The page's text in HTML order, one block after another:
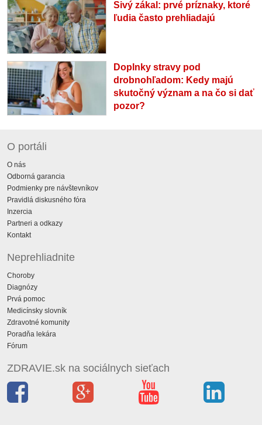
Sivý zákal: prvé príznaky, ktoré
ľudia často prehliadajú
Doplnky stravy pod
drobnohľadom: Kedy majú
skutočný význam a na čo si dať
pozor?
O portáli
O nás
Odborná garancia
Podmienky pre návštevníkov
Pravidlá diskusného fóra
Inzercia
Partneri a odkazy
Kontakt
Neprehliadnite
Choroby
Diagnózy
Prvá pomoc
Medicínsky slovník
Zdravotné komunity
Poradňa lekára
Fórum
ZDRAVIE.sk na sociálnych sieťach